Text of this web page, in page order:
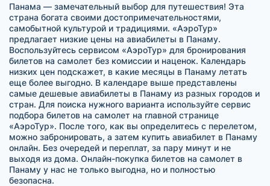
Панама — замечательный выбор для путешествия! Эта
страна богата своими достопримечательностями,
самобытной культурой и традициями. «АэроТур»
предлагает низкие цены на авиабилеты в Панаму.
Воспользуйтесь сервисом «АэроТур» для бронирования
билетов на самолет без комиссии и наценок. Календарь
низких цен подскажет, в какие месяцы в Панаму летать
еще более выгодно. В календаре выше представлены
самые дешевые авиабилеты в Панаму из разных городов и
стран. Для поиска нужного варианта используйте сервис
подбора билетов на самолет на главной странице
«АэроТур». После того, как вы определитесь с перелетом,
можно забронировать, а затем купить авиабилет в Панаму
онлайн. Без очередей и переплат, за пару минут и не
выходя из дома. Онлайн-покупка билетов на самолет в
Панаму у нас не только выгодна, но и полностью
безопасна.